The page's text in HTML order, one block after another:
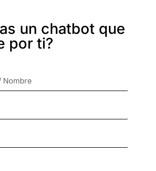
un chatbot que
por ti?